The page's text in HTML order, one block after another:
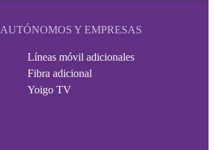
AUTÓNOMOS Y EMPRESAS
Líneas móvil adicionales
Fibra adicional
Yoigo TV